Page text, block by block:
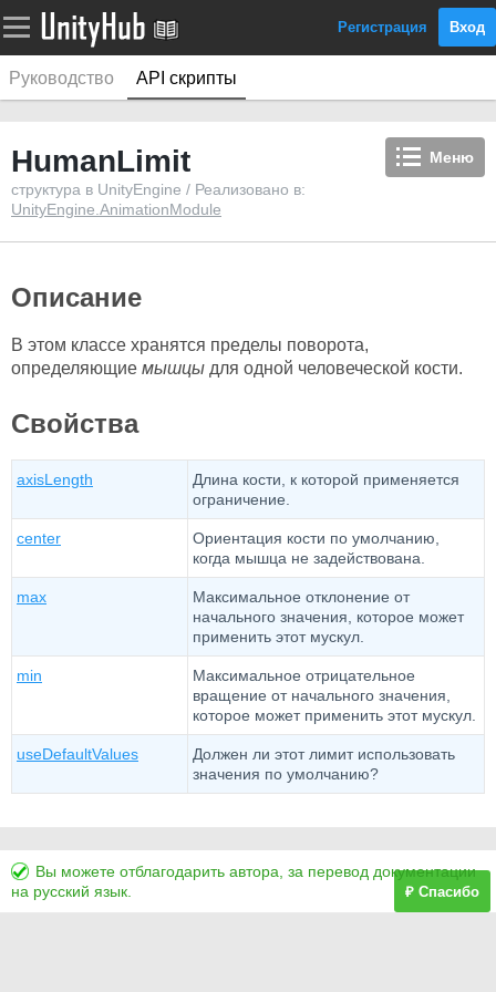
Регистрация Вход
Руководство API скрипты
Меню
HumanLimit
структура в UnityEngine / Реализовано в:
UnityEngine.AnimationModule
Описание
В этом классе хранятся пределы поворота,
определяющие мышцы для одной человеческой кости.
Свойства
axisLength
Длина кости, к которой применяется
ограничение.
center
Ориентация кости по умолчанию,
когда мышца не задействована.
max
Максимальное отклонение от
начального значения, которое может
применить этот мускул.
min
Максимальное отрицательное
вращение от начального значения,
которое может применить этот мускул.
useDefaultValues
Должен ли этот лимит использовать
значения по умолчанию?
Вы можете отблагодарить автора, за перевод документации
на русский язык.
₽ Спасибо